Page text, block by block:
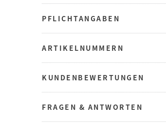
PFLICHTANGABEN
ARTIKELNUMMERN
KUNDENBEWERTUNGEN
FRAGEN & ANTWORTEN